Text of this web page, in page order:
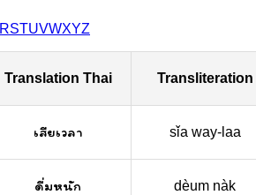
RSTUVWXYZ
Translation Thai Transliteration
เสียเวลา sǐa way-laa
ดื่มหนัก dèum nàk